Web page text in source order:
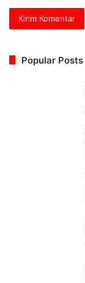
Popular Posts